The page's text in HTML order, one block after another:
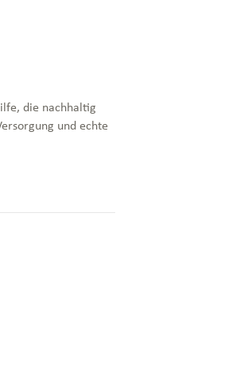
die nachhaltig
und echte